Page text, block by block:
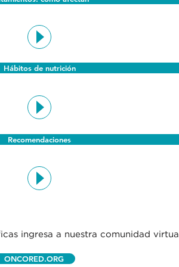
Hábitos de nutrición
Recomendaciones
ingresa a nuestra comunidad virtual
ONCORED.ORG